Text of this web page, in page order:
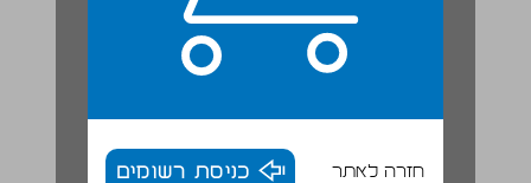
חזרה לאתר כניסת רשומים